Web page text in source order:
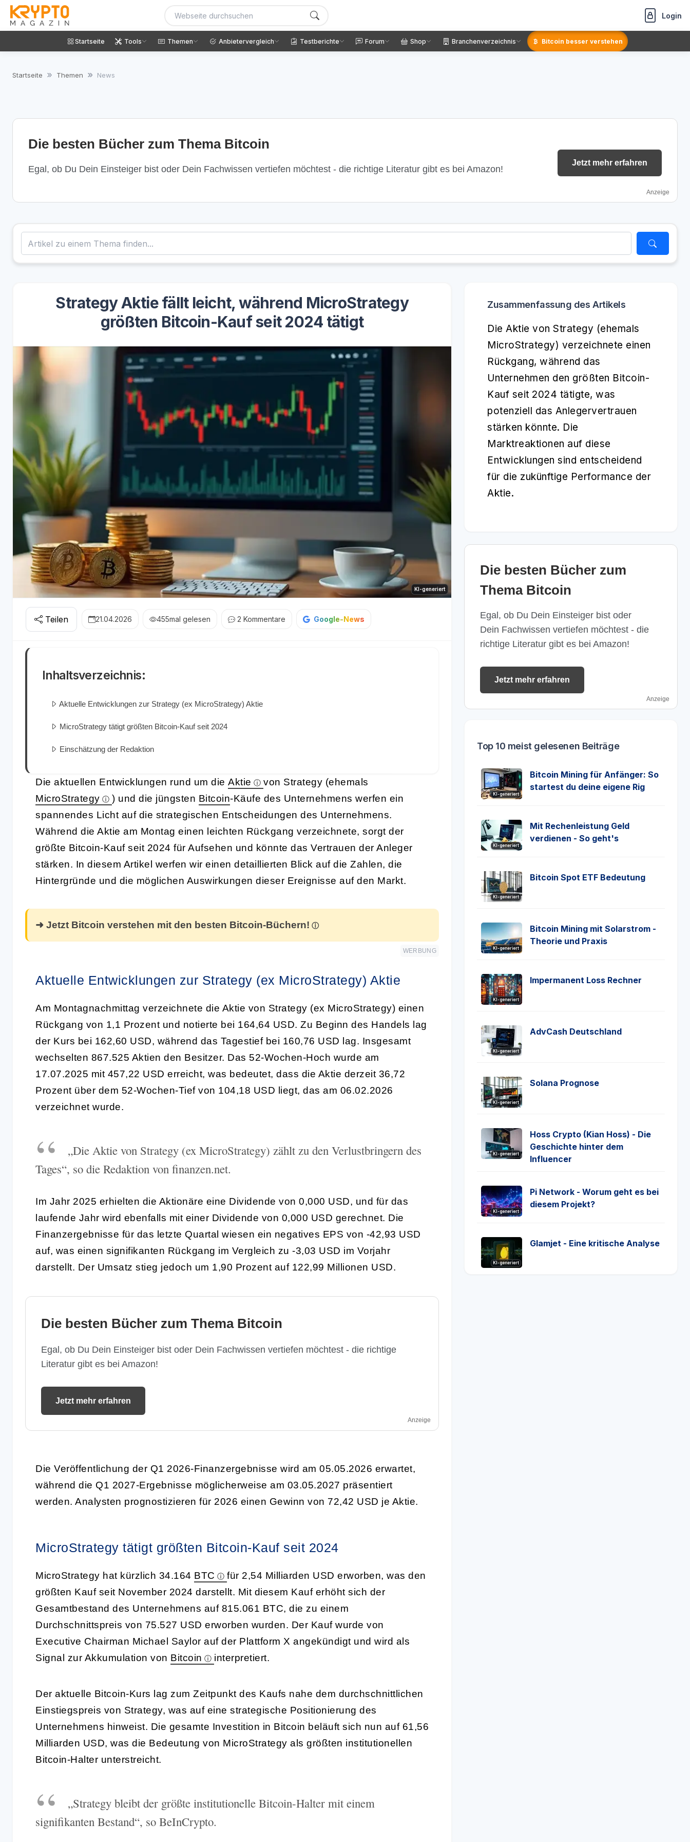
Login
Startseite Tools Themen Anbietervergleich Testberichte Forum Shop Branchenverzeichnis Bitcoin besser verstehen
Startseite Themen News
Die besten Bücher zum Thema Bitcoin
Egal, ob Du Dein Einsteiger bist oder Dein Fachwissen vertiefen möchtest - die richtige Literatur gibt es bei Amazon!
Jetzt mehr erfahren
Anzeige
Strategy Aktie fällt leicht, während MicroStrategy
größten Bitcoin-Kauf seit 2024 tätigt
KI-generiert
Teilen 21.04.2026 455mal gelesen 2 Kommentare Google-News
Inhaltsverzeichnis:
Aktuelle Entwicklungen zur Strategy (ex MicroStrategy) Aktie
MicroStrategy tätigt größten Bitcoin-Kauf seit 2024
Einschätzung der Redaktion
Die aktuellen Entwicklungen rund um die Aktie
von Strategy (ehemals
MicroStrategy
) und die jüngsten Bitcoin-Käufe des Unternehmens werfen ein
spannendes Licht auf die strategischen Entscheidungen des Unternehmens.
Während die Aktie am Montag einen leichten Rückgang verzeichnete, sorgt der
größte Bitcoin-Kauf seit 2024 für Aufsehen und könnte das Vertrauen der Anleger
stärken. In diesem Artikel werfen wir einen detaillierten Blick auf die Zahlen, die
Hintergründe und die möglichen Auswirkungen dieser Ereignisse auf den Markt.
➜ Jetzt Bitcoin verstehen mit den besten Bitcoin-Büchern!
WERBUNG
Aktuelle Entwicklungen zur Strategy (ex MicroStrategy) Aktie
Am Montagnachmittag verzeichnete die Aktie von Strategy (ex MicroStrategy) einen
Rückgang von 1,1 Prozent und notierte bei 164,64 USD. Zu Beginn des Handels lag
der Kurs bei 162,60 USD, während das Tagestief bei 160,76 USD lag. Insgesamt
wechselten 867.525 Aktien den Besitzer. Das 52-Wochen-Hoch wurde am
17.07.2025 mit 457,22 USD erreicht, was bedeutet, dass die Aktie derzeit 36,72
Prozent über dem 52-Wochen-Tief von 104,18 USD liegt, das am 06.02.2026
verzeichnet wurde.
„Die Aktie von Strategy (ex MicroStrategy) zählt zu den Verlustbringern des
Tages“, so die Redaktion von finanzen.net.
Im Jahr 2025 erhielten die Aktionäre eine Dividende von 0,000 USD, und für das
laufende Jahr wird ebenfalls mit einer Dividende von 0,000 USD gerechnet. Die
Finanzergebnisse für das letzte Quartal wiesen ein negatives EPS von -42,93 USD
auf, was einen signifikanten Rückgang im Vergleich zu -3,03 USD im Vorjahr
darstellt. Der Umsatz stieg jedoch um 1,90 Prozent auf 122,99 Millionen USD.
Die besten Bücher zum Thema Bitcoin
Egal, ob Du Dein Einsteiger bist oder Dein Fachwissen vertiefen möchtest - die richtige
Literatur gibt es bei Amazon!
Jetzt mehr erfahren
Anzeige
Die Veröffentlichung der Q1 2026-Finanzergebnisse wird am 05.05.2026 erwartet,
während die Q1 2027-Ergebnisse möglicherweise am 03.05.2027 präsentiert
werden. Analysten prognostizieren für 2026 einen Gewinn von 72,42 USD je Aktie.
MicroStrategy tätigt größten Bitcoin-Kauf seit 2024
MicroStrategy hat kürzlich 34.164 BTC
für 2,54 Milliarden USD erworben, was den
größten Kauf seit November 2024 darstellt. Mit diesem Kauf erhöht sich der
Gesamtbestand des Unternehmens auf 815.061 BTC, die zu einem
Durchschnittspreis von 75.527 USD erworben wurden. Der Kauf wurde von
Executive Chairman Michael Saylor auf der Plattform X angekündigt und wird als
Signal zur Akkumulation von Bitcoin interpretiert.
Der aktuelle Bitcoin-Kurs lag zum Zeitpunkt des Kaufs nahe dem durchschnittlichen
Einstiegspreis von Strategy, was auf eine strategische Positionierung des
Unternehmens hinweist. Die gesamte Investition in Bitcoin beläuft sich nun auf 61,56
Milliarden USD, was die Bedeutung von MicroStrategy als größten institutionellen
Bitcoin-Halter unterstreicht.
„Strategy bleibt der größte institutionelle Bitcoin-Halter mit einem
signifikanten Bestand“, so BeInCrypto.
Zusammenfassung des Artikels
Die Aktie von Strategy (ehemals
MicroStrategy) verzeichnete einen
Rückgang, während das
Unternehmen den größten Bitcoin-
Kauf seit 2024 tätigte, was
potenziell das Anlegervertrauen
stärken könnte. Die
Marktreaktionen auf diese
Entwicklungen sind entscheidend
für die zukünftige Performance der
Aktie.
Die besten Bücher zum
Thema Bitcoin
Egal, ob Du Dein Einsteiger bist oder
Dein Fachwissen vertiefen möchtest - die
richtige Literatur gibt es bei Amazon!
Jetzt mehr erfahren
Anzeige
Top 10 meist gelesenen Beiträge
KI-generiert
Bitcoin Mining für Anfänger: So
startest du deine eigene Rig
KI-generiert
Mit Rechenleistung Geld
verdienen - So geht's
KI-generiert
Bitcoin Spot ETF Bedeutung
KI-generiert
Bitcoin Mining mit Solarstrom -
Theorie und Praxis
KI-generiert
Impermanent Loss Rechner
KI-generiert
AdvCash Deutschland
KI-generiert
Solana Prognose
KI-generiert
Hoss Crypto (Kian Hoss) - Die
Geschichte hinter dem
Influencer
KI-generiert
Pi Network - Worum geht es bei
diesem Projekt?
KI-generiert
Glamjet - Eine kritische Analyse